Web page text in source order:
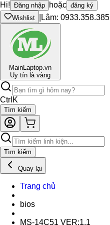
Hi! Đăng nhập hoặc đăng ký
Wishlist
Lâm: 0933.358.385
MainLaptop.vn
Uy tín là vàng
Ctrl K
Tìm kiếm
Tìm kiếm
Quay lại
Trang chủ
bios
MS-14C51 VER:1.1